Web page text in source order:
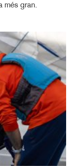
més gran.